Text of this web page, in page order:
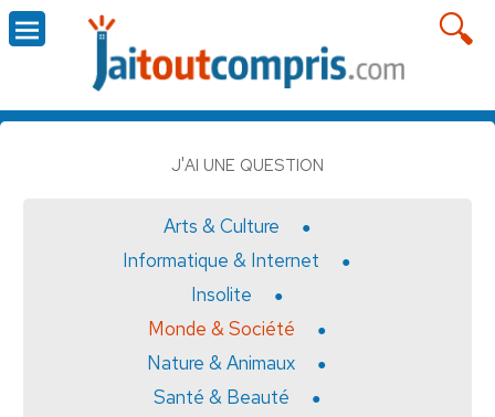
J'AI UNE QUESTION
Arts & Culture
Informatique & Internet
Insolite
Monde & Société
Nature & Animaux
Santé & Beauté